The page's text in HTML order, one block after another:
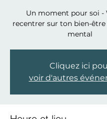
Un moment pour soi -
recentrer sur ton bien-
mental
Cliquez ici
voir d'autres